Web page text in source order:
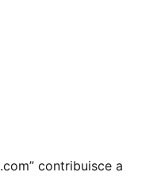
contribuisce a